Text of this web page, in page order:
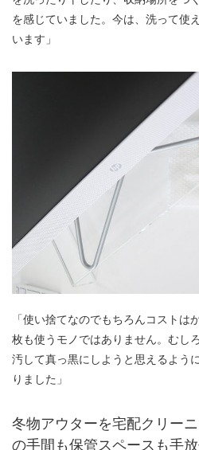
を感じていました。今は、洗って使
います」
「使い捨てなのでもちろんコストは
枚も使うモノではありません。むし
汚して真っ黒にしようと思えるよう
りました」
冬物アウターを宅配クリー
の手間も保管スペースも手